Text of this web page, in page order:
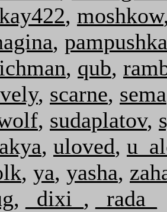
, moshkow
, pampushka
, qub,
, scarne, sema
, sudaplatov,
, uloved,
, ya, yasha,
, _dixi_ , _rada_